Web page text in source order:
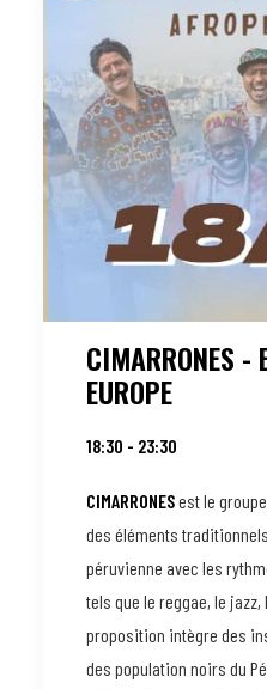
CIMARRONES -
EUROPE
18:30 - 23:30
CIMARRONESest le
des éléments
péruvienne avec les
tels que le reggae, le
proposition intègre des
des population noirs du